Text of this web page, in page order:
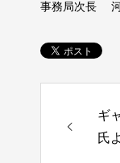
事務局次長
ギ
氏